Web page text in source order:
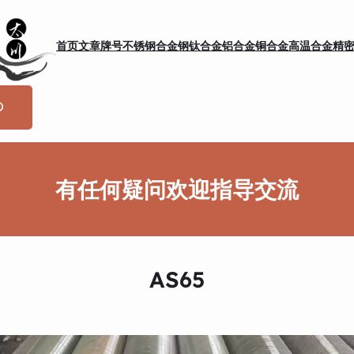
首页文章牌号不锈钢合金钢钛合金铝合金铜合金高温合金精
有任何疑问欢迎指导交流
AS65